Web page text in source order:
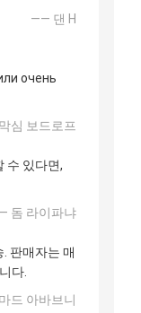
—— 댄 H
очень
심 보드로프
수 있다면,
돔 라이파냐
판매자는 매
다.
드 아바브니